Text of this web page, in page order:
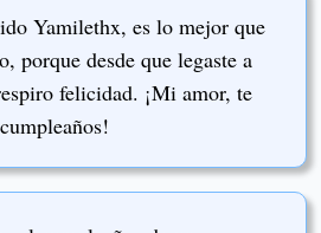
Yamilethx, es lo mejor que
porque desde que legaste a
felicidad. ¡Mi amor, te